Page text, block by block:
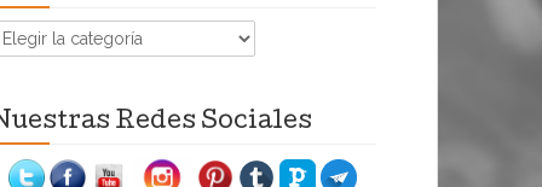
Redes Sociales